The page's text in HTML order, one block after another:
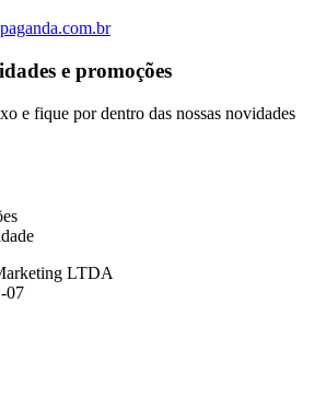
e promoções
e fique por dentro das nossas novidades
LTDA
07